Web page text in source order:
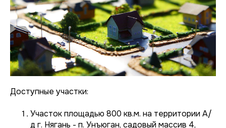
Доступные участки:
Участок площадью 800 кв.м. на территории А/
д г. Нягань - п. Унъюган, садовый массив 4,